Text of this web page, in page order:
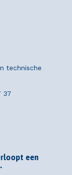
technische
37
een